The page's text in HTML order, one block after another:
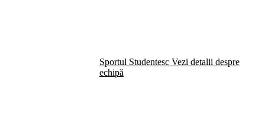
Sportul Studentesc Vezi detalii despre
echipă